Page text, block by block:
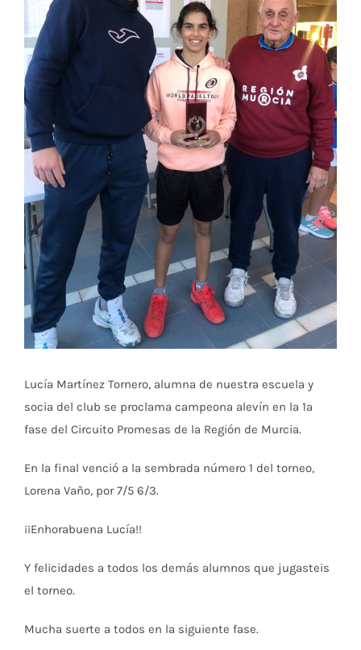
grande
Lucía Martínez Tornero, alumna de nuestra escuela y
socia del club se proclama campeona alevín en la 1ª
fase del Circuito Promesas de la Región de Murcia.
En la final venció a la sembrada número 1 del torneo,
Lorena Vaño, por 7/5 6/3.
¡¡Enhorabuena Lucía!!
Y felicidades a todos los demás alumnos que jugasteis
el torneo.
Mucha suerte a todos en la siguiente fase.